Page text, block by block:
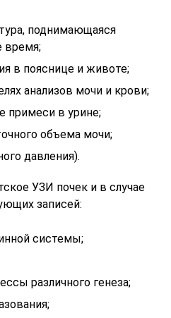
поднимающаяся
время;
в пояснице и животе;
анализов мочи и крови;
примеси в урине;
объема мочи;
давления).
УЗИ почек и в случае
записей:
системы;
различного генеза;